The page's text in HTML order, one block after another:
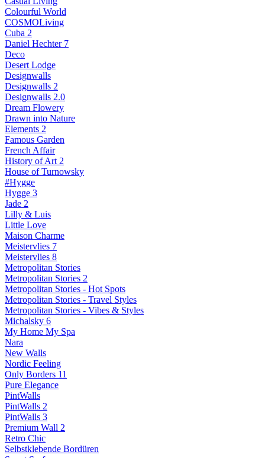
Colourful World
COSMOLiving
Cuba 2
Daniel Hechter 7
Deco
Desert Lodge
Designwalls
Designwalls 2
Designwalls 2.0
Dream Flowery
Drawn into Nature
Elements 2
Famous Garden
French Affair
History of Art 2
House of Turnowsky
#Hygge
Hygge 3
Jade 2
Lilly & Luis
Little Love
Maison Charme
Meistervlies 7
Meistervlies 8
Metropolitan Stories
Metropolitan Stories 2
Metropolitan Stories - Hot Spots
Metropolitan Stories - Travel Styles
Metropolitan Stories - Vibes & Styles
Michalsky 6
My Home My Spa
Nara
New Walls
Nordic Feeling
Only Borders 11
Pure Elegance
PintWalls
PintWalls 2
PintWalls 3
Premium Wall 2
Retro Chic
Selbstklebende Bordüren